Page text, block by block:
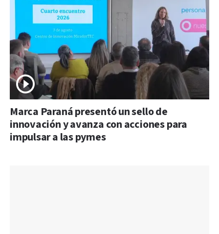
Marca Paraná presentó un sello de
innovación y avanza con acciones para
impulsar a las pymes